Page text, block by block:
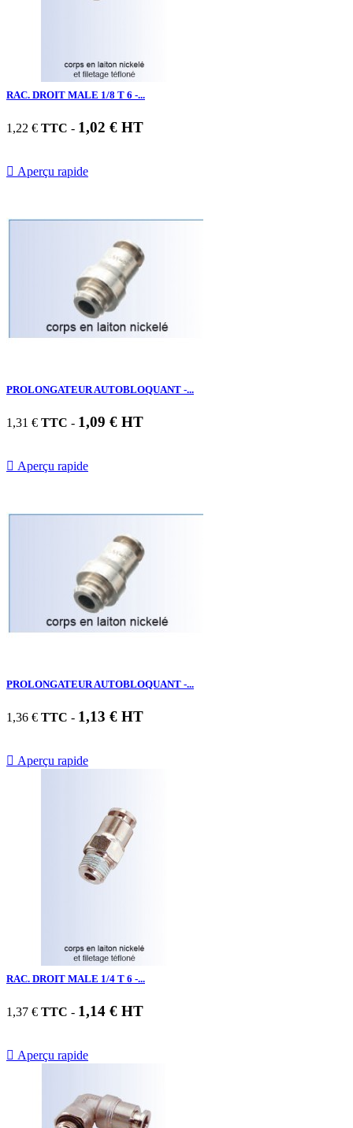
RAC. DROIT MALE 1/8 T 6 -...
1,22 € TTC - 1,02 € HT
 Aperçu rapide
PROLONGATEUR AUTOBLOQUANT -...
1,31 € TTC - 1,09 € HT
 Aperçu rapide
PROLONGATEUR AUTOBLOQUANT -...
1,36 € TTC - 1,13 € HT
 Aperçu rapide
RAC. DROIT MALE 1/4 T 6 -...
1,37 € TTC - 1,14 € HT
 Aperçu rapide